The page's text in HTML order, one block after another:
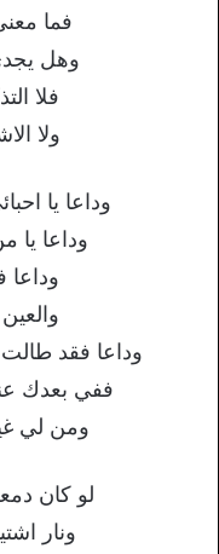
فما
وهل
فلا
ولا
وداعا يا
وداعا يا
وداعا فقد
ففي بعدك
ومن لي
لو كان
ونار